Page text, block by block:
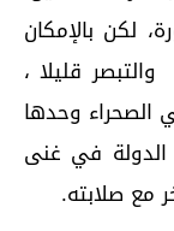
لكن بالإمكان
قليلا ،
الصحراء وحدها
الدولة في غنى
مع صلابته.